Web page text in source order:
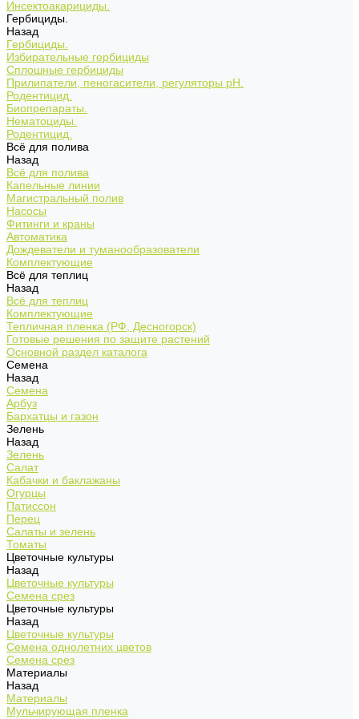
Инсектоакарициды.
Гербициды.
Назад
Гербициды.
Избирательные гербициды
Сплошные гербициды
Прилипатели, пеногасители, регуляторы pH.
Родентицид.
Биопрепараты.
Нематоциды.
Родентицид.
Всё для полива
Назад
Всё для полива
Капельные линии
Магистральный полив
Насосы
Фитинги и краны
Автоматика
Дождеватели и туманообразователи
Комплектующие
Всё для теплиц
Назад
Всё для теплиц
Комплектующие
Тепличная пленка (РФ, Десногорск)
Готовые решения по защите растений
Основной раздел каталога
Семена
Назад
Семена
Арбуз
Бархатцы и газон
Зелень
Назад
Зелень
Салат
Кабачки и баклажаны
Огурцы
Патиссон
Перец
Салаты и зелень
Томаты
Цветочные культуры
Назад
Цветочные культуры
Семена срез
Цветочные культуры
Назад
Цветочные культуры
Семена однолетних цветов
Семена срез
Материалы
Назад
Материалы
Мульчирующая пленка